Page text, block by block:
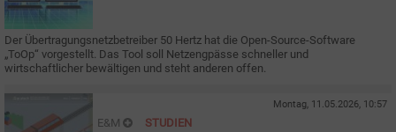
Der Übertragungsnetzbetreiber 50 Hertz hat die Open-Source-Software
„ToOp“ vorgestellt. Das Tool soll Netzengpässe schneller und
wirtschaftlicher bewältigen und steht anderen offen.
Montag, 11.05.2026, 10:57
E&M STUDIEN